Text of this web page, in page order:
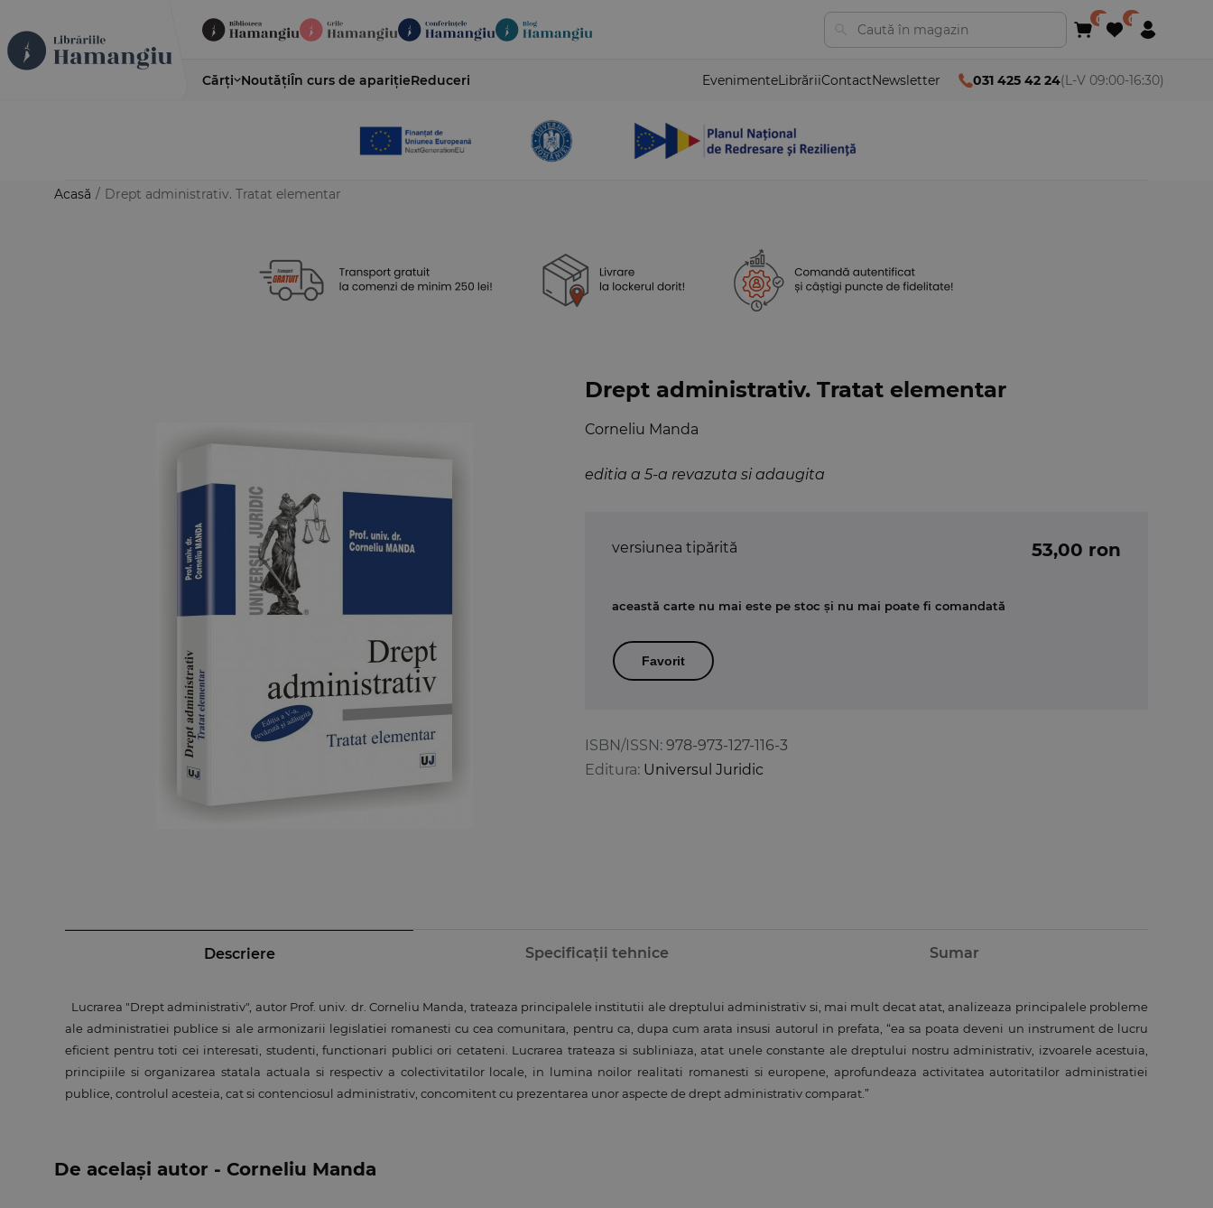
Cărți NoutățiÎn curs de aparițieReduceri EvenimenteLibrăriiContactNewsletter 031 425 42 24(L-V 09:00-16:30)
Acasă / Drept administrativ. Tratat elementar
Drept administrativ. Tratat elementar
editia a 5-a revazuta si adaugita
Corneliu Manda
ISBN/ISSN: 978-973-127-116-3
Editura: Universul Juridic
versiunea tipărită 53,00 ron
această carte nu mai este pe stoc și nu mai poate fi comandată
Favorit
Descriere Specificații tehnice Sumar
Lucrarea "Drept administrativ", autor Prof. univ. dr. Corneliu Manda, trateaza principalele institutii ale dreptului administrativ si, mai mult decat atat, analizeaza principalele probleme
ale administratiei publice si ale armonizarii legislatiei romanesti cu cea comunitara, pentru ca, dupa cum arata insusi autorul in prefata, “ea sa poata deveni un instrument de lucru
eficient pentru toti cei interesati, studenti, functionari publici ori cetateni. Lucrarea trateaza si subliniaza, atat unele constante ale dreptului nostru administrativ, izvoarele acestuia,
principiile si organizarea statala actuala si respectiv a colectivitatilor locale, in lumina noilor realitati romanesti si europene, aprofundeaza activitatea autoritatilor administratiei
publice, controlul acesteia, cat si contenciosul administrativ, concomitent cu prezentarea unor aspecte de drept administrativ comparat.”
De același autor - Corneliu Manda